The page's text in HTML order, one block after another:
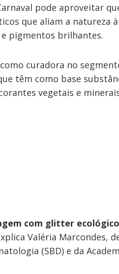
pode aproveitar
que aliam a natureza
e pigmentos brilhantes.
curadora no
têm como base
vegetais e
com glitter ecológico
Valéria Marcondes,
(SBD) e da